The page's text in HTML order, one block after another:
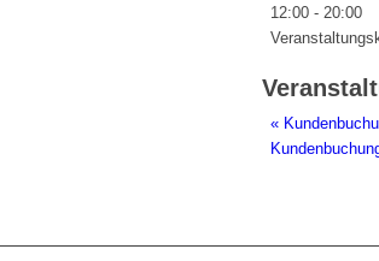
12:00 - 20:00
«